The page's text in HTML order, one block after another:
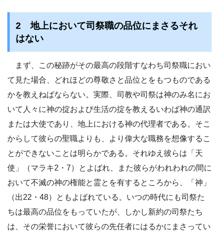
2 地上において司祭職の品位にまさるそれ
はない
まず、この秘跡がその最高の段階すなわち司祭職におい
て見た場合、どれほどの尊敬さと品位とをもつものである
かを教えねばならない。実際、司教や司祭は神のみ名にお
いて人々に神の掟および生活の掟を教えるいわば神の通訳
または大使であり、地上における神の代理者である。そこ
からして彼らの聖職よりも、より偉大な職務を想像するこ
とができないことは明らかである。それゆえ彼らは「天
使」（マラキ2・7）とよばれ、また彼らがわれわれの間に
おいて不滅の神の権能と霊とを有するところから、「神」
（出22・48）ともよばれている。いつの時代にも司祭た
ちは最高の品位をもっていたが、しかし新約の司祭たち
は、その栄誉において彼らの先任者にはるかにまさってい